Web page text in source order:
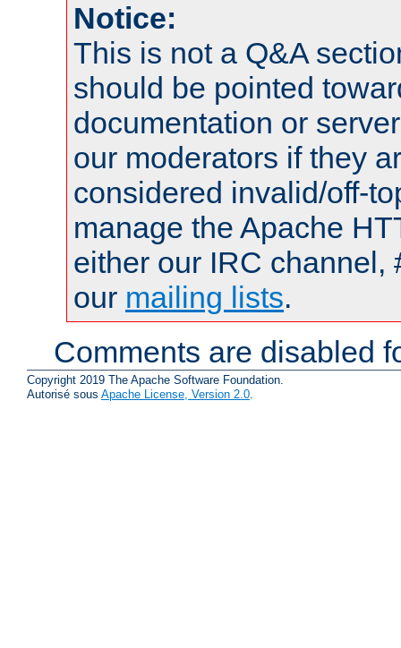
Notice:
This is not a Q&A
should be pointed
documentation or
our moderators if they
considered invalid/off-
manage the Apache
either our IRC channel,
our mailing lists.
Comments are disabled
Copyright 2019 The Apache Software Foundation.
Autorisé sous Apache License, Version 2.0.